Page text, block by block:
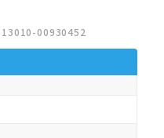
13010-00930452